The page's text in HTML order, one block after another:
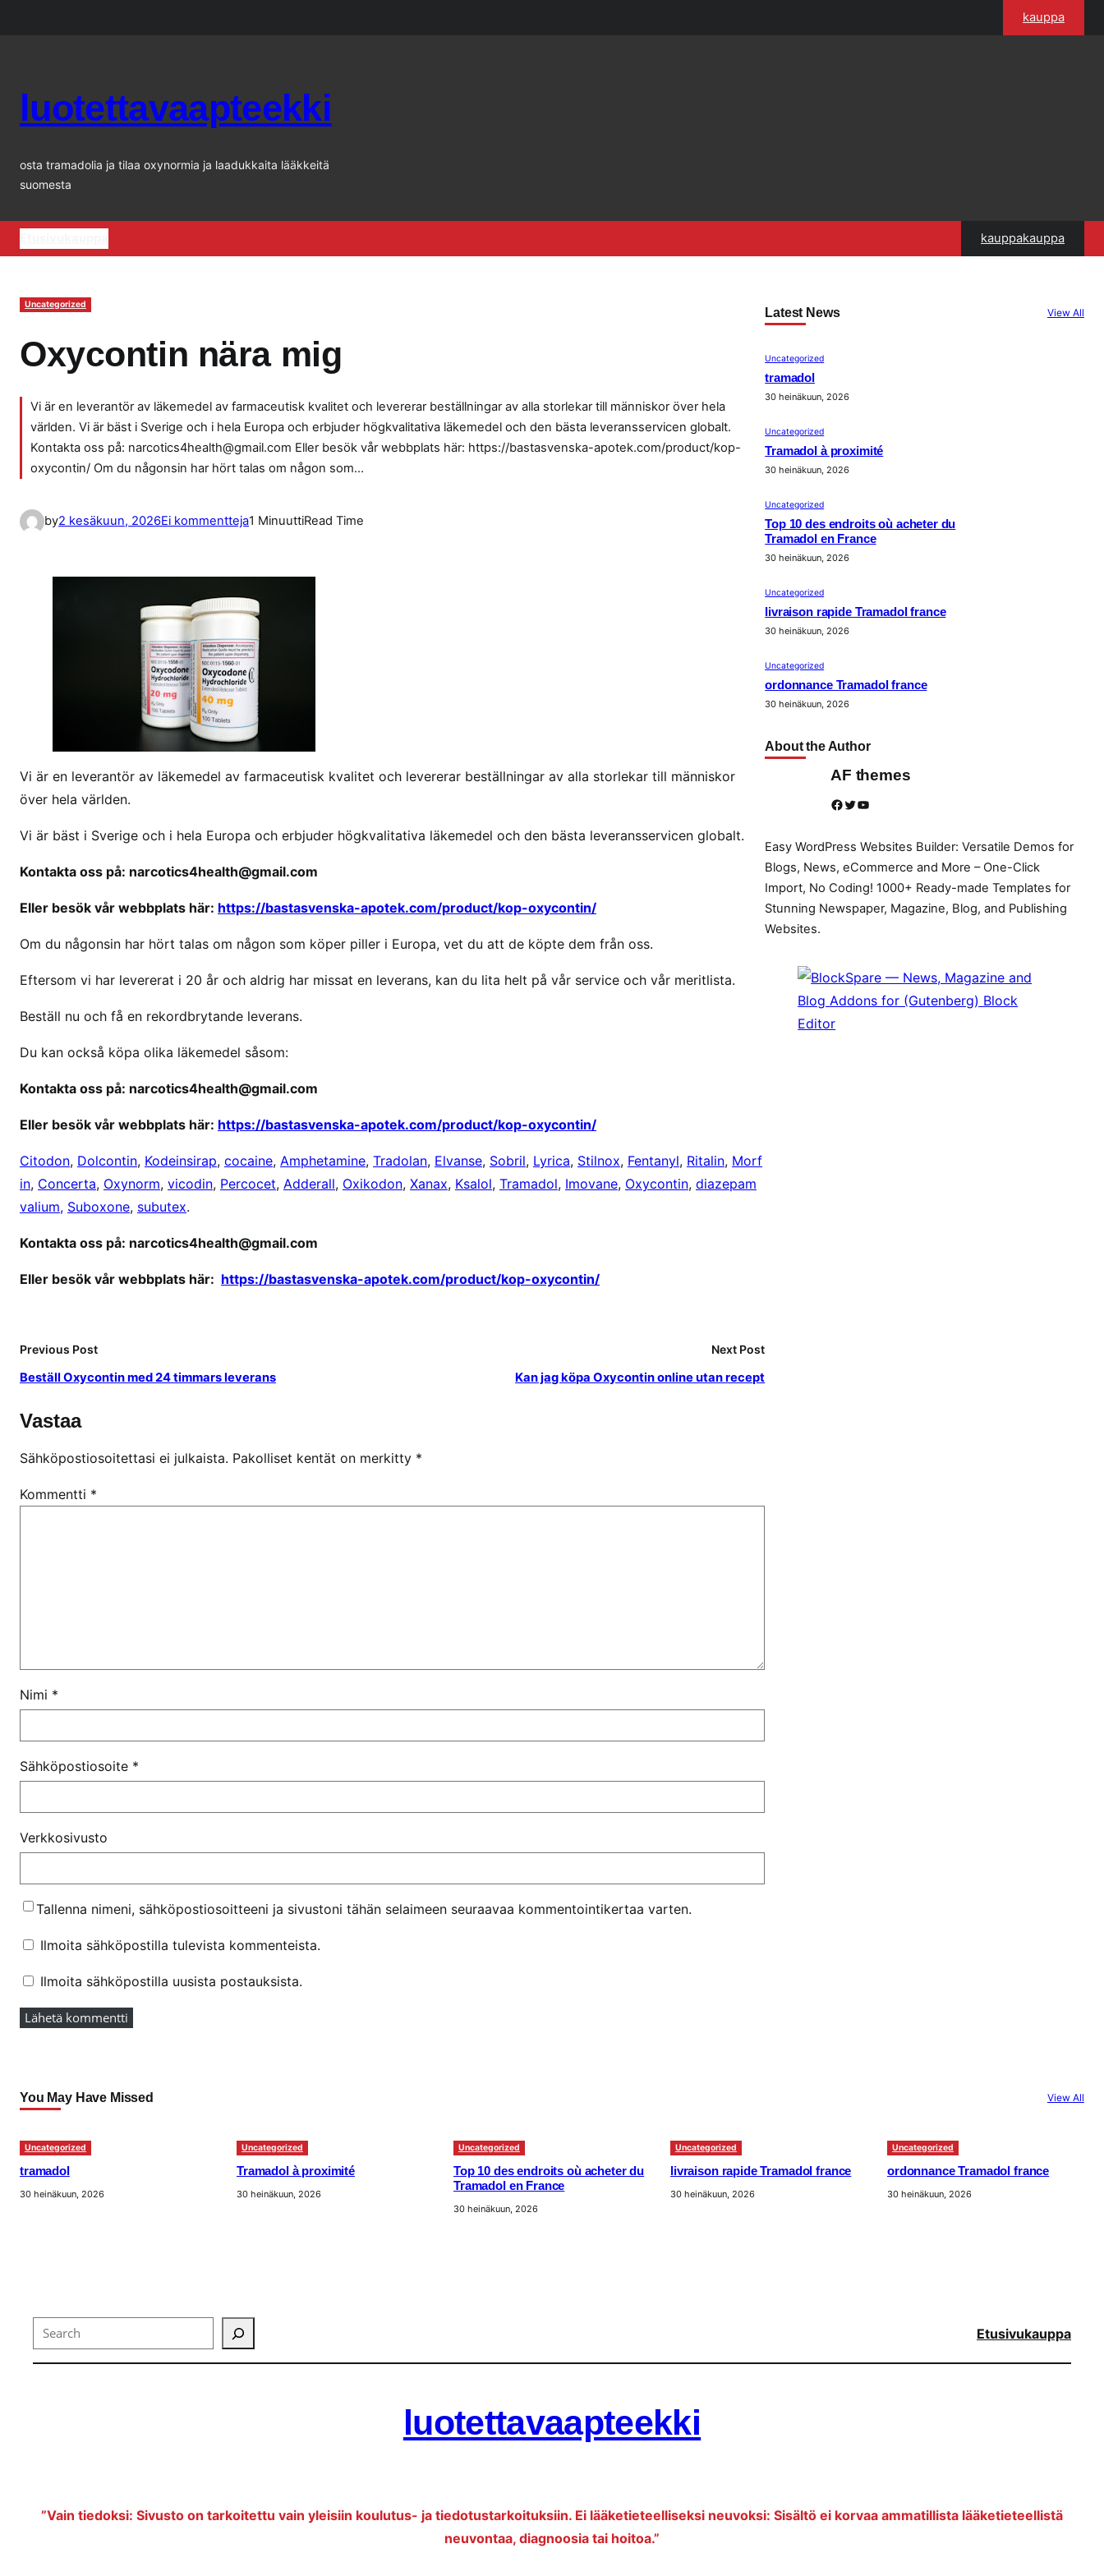
kauppa
luotettavaapteekki
osta tramadolia ja tilaa oxynormia ja laadukkaita lääkkeitä
suomesta
kauppakauppa
Uncategorized
Oxycontin nära mig
Vi är en leverantör av läkemedel av farmaceutisk kvalitet och levererar beställningar av alla storlekar till människor över hela
världen. Vi är bäst i Sverige och i hela Europa och erbjuder högkvalitativa läkemedel och den bästa leveransservicen globalt.
Kontakta oss på: narcotics4health@gmail.com Eller besök vår webbplats här: https://bastasvenska-apotek.com/product/kop-
oxycontin/ Om du någonsin har hört talas om någon som…
by2 kesäkuun, 2026Ei kommenttejaa
i
k
e
l
i
n
O
y
t
n
ä
m
g
1 MinuuttiRead Time
Vi är en leverantör av läkemedel av farmaceutisk kvalitet och levererar beställningar av alla storlekar till människor
över hela världen.
Vi är bäst i Sverige och i hela Europa och erbjuder högkvalitativa läkemedel och den bästa leveransservicen globalt.
Kontakta oss på: narcotics4health@gmail.com
Eller besök vår webbplats här: https://bastasvenska-apotek.com/product/kop-oxycontin/
Om du någonsin har hört talas om någon som köper piller i Europa, vet du att de köpte dem från oss.
Eftersom vi har levererat i 20 år och aldrig har missat en leverans, kan du lita helt på vår service och vår meritlista.
Beställ nu och få en rekordbrytande leverans.
Du kan också köpa olika läkemedel såsom:
Kontakta oss på: narcotics4health@gmail.com
Eller besök vår webbplats här: https://bastasvenska-apotek.com/product/kop-oxycontin/
Citodon, Dolcontin, Kodeinsirap, cocaine, Amphetamine, Tradolan, Elvanse, Sobril, Lyrica, Stilnox, Fentanyl, Ritalin, Morf
in, Concerta, Oxynorm, vicodin, Percocet, Adderall, Oxikodon, Xanax, Ksalol, Tramadol, Imovane, Oxycontin, diazepam
valium, Suboxone, subutex.
Kontakta oss på: narcotics4health@gmail.com
Eller besök vår webbplats här: https://bastasvenska-apotek.com/product/kop-oxycontin/
Previous Post
Beställ Oxycontin med 24 timmars leverans
Next Post
Kan jag köpa Oxycontin online utan recept
Vastaa
Sähköpostiosoitettasi ei julkaista. Pakolliset kentät on merkitty *
Kommentti *
Nimi *
Sähköpostiosoite *
Verkkosivusto
Tallenna nimeni, sähköpostiosoitteeni ja sivustoni tähän selaimeen seuraavaa kommentointikertaa varten.
Ilmoita sähköpostilla tulevista kommenteista.
Ilmoita sähköpostilla uusista postauksista.
Latest News View All
Uncategorized
tramadol
30 heinäkuun, 2026
Uncategorized
Tramadol à proximité
30 heinäkuun, 2026
Uncategorized
Top 10 des endroits où acheter du
Tramadol en France
30 heinäkuun, 2026
Uncategorized
livraison rapide Tramadol france
30 heinäkuun, 2026
Uncategorized
ordonnance Tramadol france
30 heinäkuun, 2026
About the Author
AF themes
Facebook Twitter YouTube
Easy WordPress Websites Builder: Versatile Demos for
Blogs, News, eCommerce and More – One-Click
Import, No Coding! 1000+ Ready-made Templates for
Stunning Newspaper, Magazine, Blog, and Publishing
Websites.
You May Have Missed View All
Uncategorized
tramadol
30 heinäkuun, 2026
Uncategorized
Tramadol à proximité
30 heinäkuun, 2026
Uncategorized
Top 10 des endroits où acheter du
Tramadol en France
30 heinäkuun, 2026
Uncategorized
livraison rapide Tramadol france
30 heinäkuun, 2026
Uncategorized
ordonnance Tramadol france
30 heinäkuun, 2026
Search Etusivukauppa
luotettavaapteekki
”Vain tiedoksi: Sivusto on tarkoitettu vain yleisiin koulutus- ja tiedotustarkoituksiin. Ei lääketieteelliseksi neuvoksi: Sisältö ei korvaa ammatillista lääketieteellistä
neuvontaa, diagnoosia tai hoitoa.”